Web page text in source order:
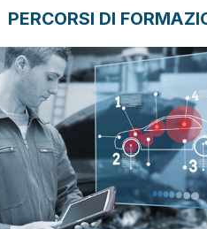
PERCORSI DI